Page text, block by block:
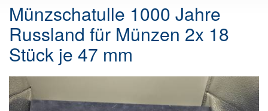
Münzschatulle 1000 Jahre
Russland für Münzen 2x 18
Stück je 47 mm